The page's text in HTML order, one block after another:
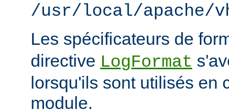
/usr/local/apache/
Les spécificateurs de
directive LogFormat
lorsqu'ils sont utilisés en
module.